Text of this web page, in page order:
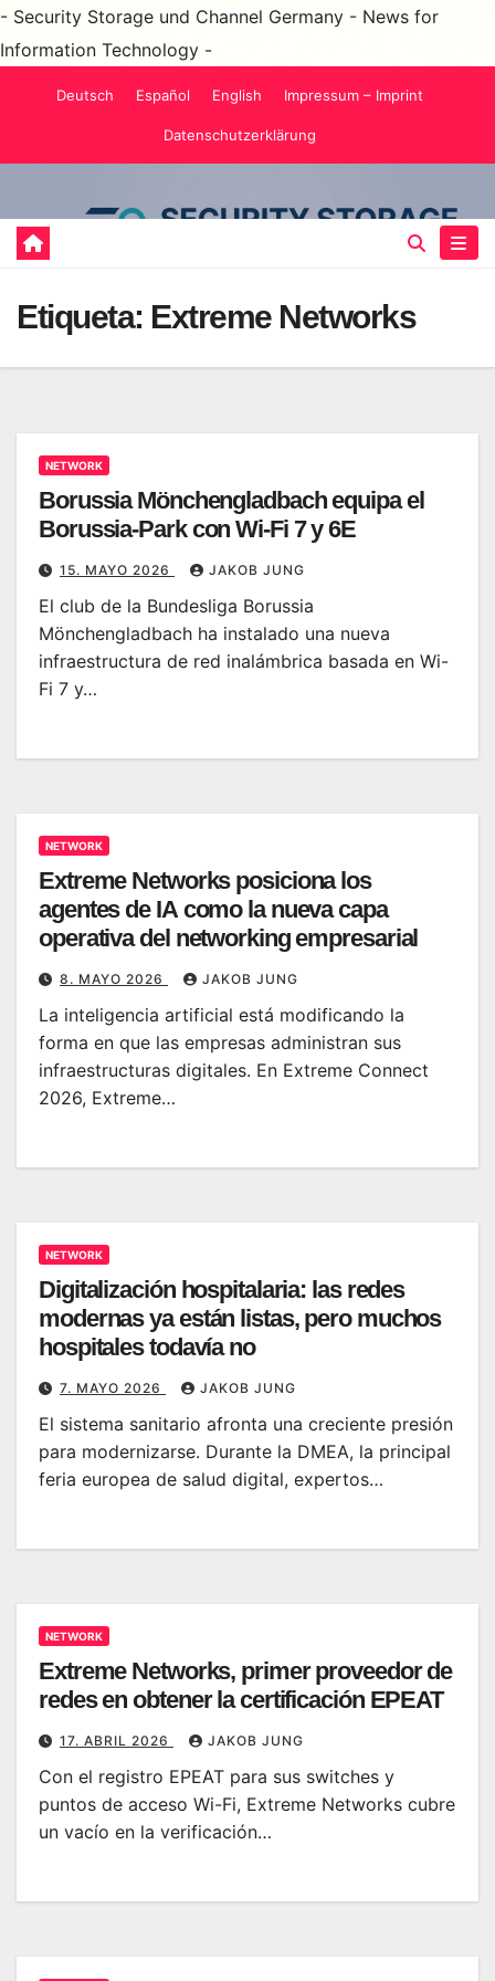
- Security Storage und Channel Germany - News for
Information Technology -
Deutsch Español English Impressum – Imprint
Datenschutzerklärung
Etiqueta: Extreme Networks
NETWORK
Borussia Mönchengladbach equipa el
Borussia-Park con Wi-Fi 7 y 6E
15. MAYO 2026 JAKOB JUNG
El club de la Bundesliga Borussia
Mönchengladbach ha instalado una nueva
infraestructura de red inalámbrica basada en Wi-
Fi 7 y…
NETWORK
Extreme Networks posiciona los
agentes de IA como la nueva capa
operativa del networking empresarial
8. MAYO 2026 JAKOB JUNG
La inteligencia artificial está modificando la
forma en que las empresas administran sus
infraestructuras digitales. En Extreme Connect
2026, Extreme…
NETWORK
Digitalización hospitalaria: las redes
modernas ya están listas, pero muchos
hospitales todavía no
7. MAYO 2026 JAKOB JUNG
El sistema sanitario afronta una creciente presión
para modernizarse. Durante la DMEA, la principal
feria europea de salud digital, expertos…
NETWORK
Extreme Networks, primer proveedor de
redes en obtener la certificación EPEAT
17. ABRIL 2026 JAKOB JUNG
Con el registro EPEAT para sus switches y
puntos de acceso Wi-Fi, Extreme Networks cubre
un vacío en la verificación…